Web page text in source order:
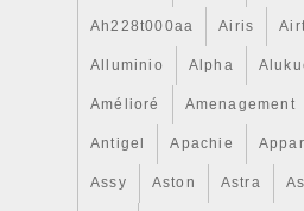
Ah228t000aa Airis
Alluminio Alpha
Amélioré Amenagement
Antigel Apachie
Assy Aston Astra